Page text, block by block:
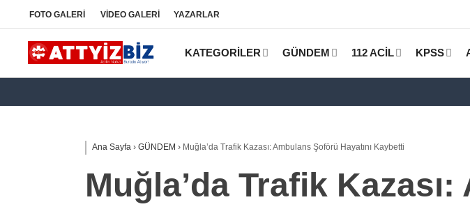
FOTO GALERİ VİDEO GALERİ YAZARLAR
KATEGORİLER GÜNDEM 112 ACİL KPSS
Ana Sayfa › GÜNDEM › Muğla’da Trafik Kazası: Ambulans Şoförü Hayatını Kaybetti
Muğla’da Trafik